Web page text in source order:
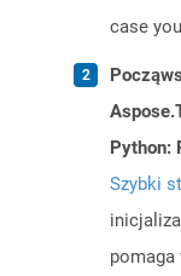
case
Python:
Szybki